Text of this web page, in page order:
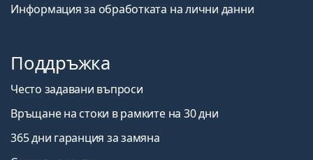
Информация за обработката на лични данни
Поддръжка
Често задавани въпроси
Връщане на стоки в рамките на 30 дни
365 дни гаранция за замяна